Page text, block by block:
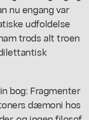
nu engang var
udfoldelse
trods alt troen
bog: Fragmenter
dæmoni hos